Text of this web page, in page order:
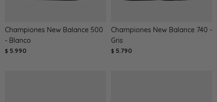
Championes New Balance 500
- Blanco
$ 5.990
Championes New Balance 740 -
Gris
$ 5.790